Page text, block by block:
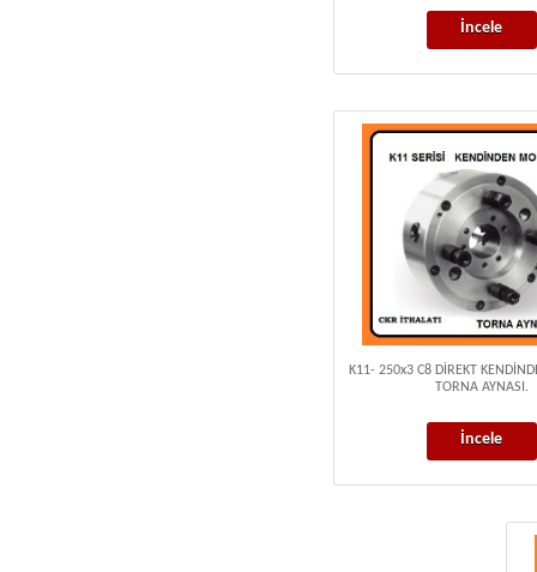
İncele
K11- 250x3 C8 DİREKT
TORNA AYNASI.
İncele